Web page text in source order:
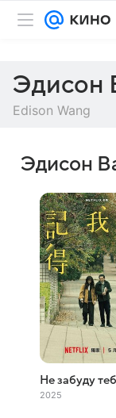
Эдисон
Edison Wang
Эдисон
Не забуду
2025